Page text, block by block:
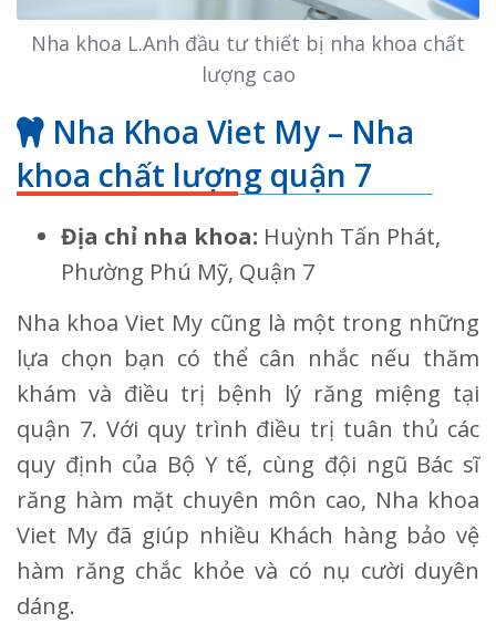
Nha khoa L.Anh đầu tư thiết bị nha khoa chất
lượng cao
Nha Khoa Viet My – Nha
khoa chất lượng quận 7
Địa chỉ nha khoa: Huỳnh Tấn Phát,
Phường Phú Mỹ, Quận 7
Nha khoa Viet My cũng là một trong những
lựa chọn bạn có thể cân nhắc nếu thăm
khám và điều trị bệnh lý răng miệng tại
quận 7. Với quy trình điều trị tuân thủ các
quy định của Bộ Y tế, cùng đội ngũ Bác sĩ
răng hàm mặt chuyên môn cao, Nha khoa
Viet My đã giúp nhiều Khách hàng bảo vệ
hàm răng chắc khỏe và có nụ cười duyên
dáng.